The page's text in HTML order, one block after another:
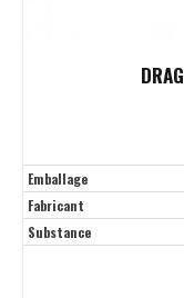
Emballage
Fabricant
Substance